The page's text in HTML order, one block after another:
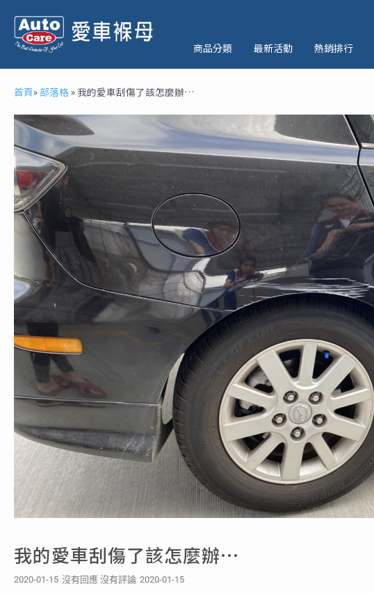
商品分類 最新活動 熱銷排行
首頁» 部落格» 我的愛車刮傷了該怎麼辦…
我的愛車刮傷了該怎麼辦…
2020-01-15 沒有回應 沒有評論 2020-01-15